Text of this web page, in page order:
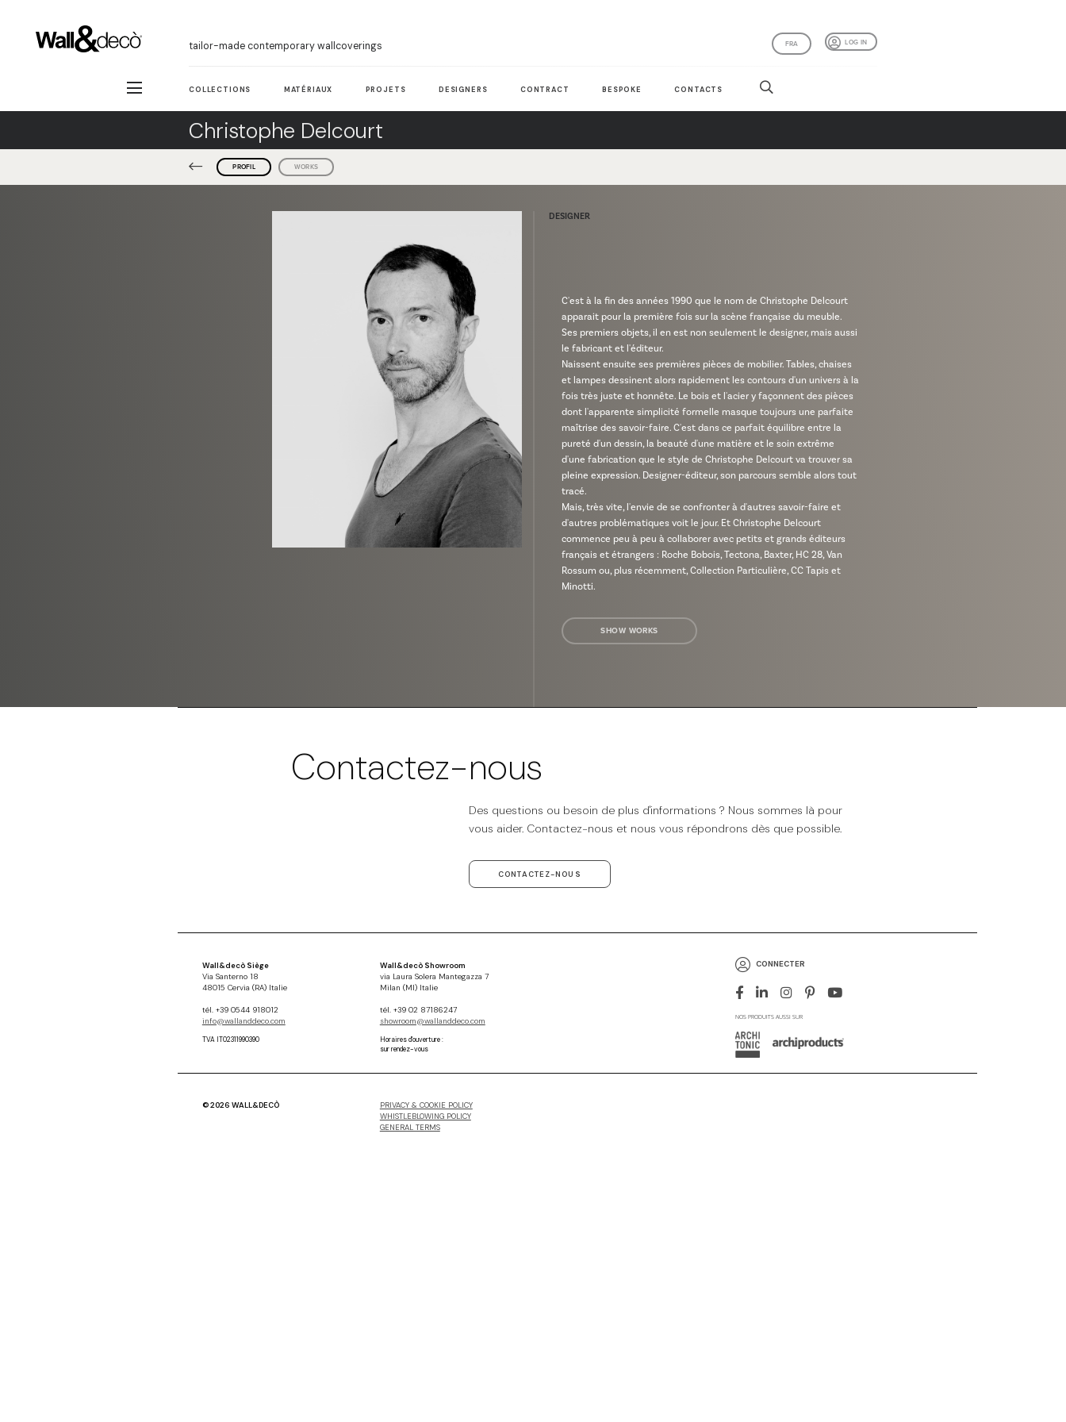
tailor-made contemporary wallcoverings LOG IN
FRA
COLLECTIONS MATÉRIAUX PROJETS DESIGNERS CONTRACT BESPOKE CONTACTS
Christophe Delcourt
PROFIL WORKS
DESIGNER
C'est à la fin des années 1990 que le nom de Christophe Delcourt
apparait pour la première fois sur la scène française du meuble.
Ses premiers objets, il en est non seulement le designer, mais aussi
le fabricant et l'éditeur.
Naissent ensuite ses premières pièces de mobilier. Tables, chaises
et lampes dessinent alors rapidement les contours d'un univers à la
fois très juste et honnête. Le bois et l'acier y façonnent des pièces
dont l'apparente simplicité formelle masque toujours une parfaite
maîtrise des savoir-faire. C'est dans ce parfait équilibre entre la
pureté d'un dessin, la beauté d'une matière et le soin extrême
d'une fabrication que le style de Christophe Delcourt va trouver sa
pleine expression. Designer-éditeur, son parcours semble alors tout
tracé.
Mais, très vite, l'envie de se confronter à d'autres savoir-faire et
d'autres problématiques voit le jour. Et Christophe Delcourt
commence peu à peu à collaborer avec petits et grands éditeurs
français et étrangers : Roche Bobois, Tectona, Baxter, HC 28, Van
Rossum ou, plus récemment, Collection Particulière, CC Tapis et
Minotti.
SHOW WORKS
Contactez-nous
Des questions ou besoin de plus d'informations ? Nous sommes là pour
vous aider. Contactez-nous et nous vous répondrons dès que possible.
CONTACTEZ-NOUS
Wall&decò Siège
Via Santerno 18
48015 Cervia (RA) Italie
tél. +39 0544 918012
info@wallanddeco.com
TVA IT02311990390
Wall&decò Showroom
via Laura Solera Mantegazza 7
Milan (MI) Italie
tél. +39 02 87186247
showroom@wallanddeco.com
Horaires d'ouverture :
sur rendez-vous
CONNECTER
NOS PRODUITS AUSSI SUR
© 2026 WALL&DECÒ
PRIVACY & COOKIE POLICY
WHISTLEBLOWING POLICY
GENERAL TERMS